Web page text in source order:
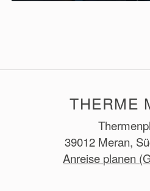
39012 Meran,
Anreise planen
THERME